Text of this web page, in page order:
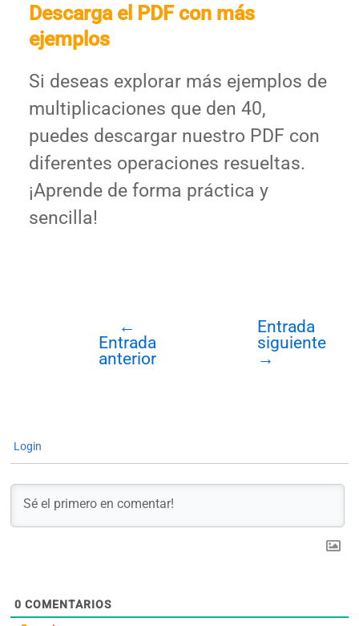
Descarga el PDF con más
ejemplos
Si deseas explorar más ejemplos de
multiplicaciones que den 40,
puedes descargar nuestro PDF con
diferentes operaciones resueltas.
¡Aprende de forma práctica y
sencilla!
Navegación
←
Entrada
anterior
Entrada
siguiente
→
Login
0 COMENTARIOS